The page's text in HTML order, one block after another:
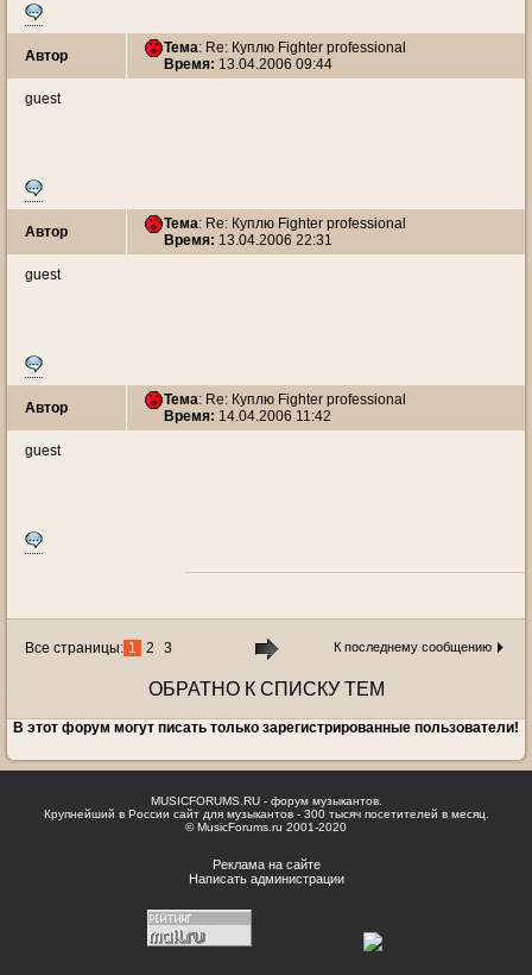
Автор Тема: Re: Куплю Fighter professional
Время: 13.04.2006 09:44
guest
Автор Тема: Re: Куплю Fighter professional
Время: 13.04.2006 22:31
guest
Автор Тема: Re: Куплю Fighter professional
Время: 14.04.2006 11:42
guest
Все страницы: 1 2 3 К последнему сообщению
ОБРАТНО К СПИСКУ ТЕМ
В этот форум могут писать только зарегистрированные пользователи!
MUSICFORUMS.RU - форум музыкантов.
Крупнейший в России сайт для музыкантов - 300 тысяч посетителей в месяц.
© MusicForums.ru 2001-2020
Реклама на сайте
Написать администрации